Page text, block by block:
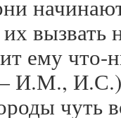
вызвать
ему что-
И.М., И.С.),
чуть